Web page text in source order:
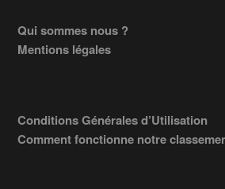
Footer
Qui sommes nous ?
Mentions légales
Conditions Générales d’Utilisation
Comment fonctionne notre